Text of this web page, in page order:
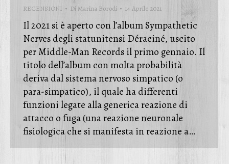
RECENSIONI Di Marina Borodi 14 Aprile 2021
Il 2021 si è aperto con l’album Sympathetic
Nerves degli statunitensi Déraciné, uscito
per Middle-Man Records il primo gennaio. Il
titolo dell’album con molta probabilità
deriva dal sistema nervoso simpatico (o
para-simpatico), il quale ha differenti
funzioni legate alla generica reazione di
attacco o fuga (una reazione neuronale
fisiologica che si manifesta in reazione a…